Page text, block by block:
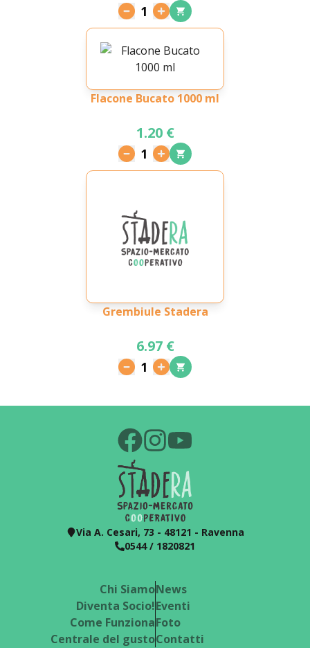
1
Flacone Bucato 1000 ml
1.20 €
1
Grembiule Stadera
6.97 €
1
Via A. Cesari, 73 - 48121 - Ravenna
0544 / 1820821
Chi Siamo
Diventa Socio!
Come Funziona
Centrale del gusto
News
Eventi
Foto
Contatti